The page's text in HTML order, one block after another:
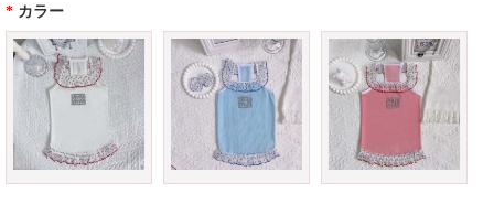
* カラー